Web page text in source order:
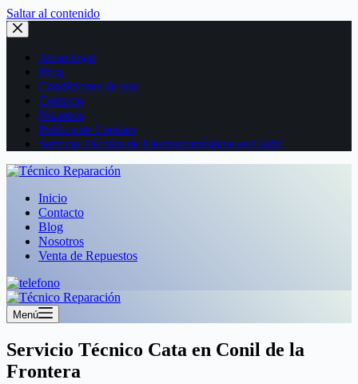
Saltar al contenido
Aviso legal
Blog
Condiciones de uso
Contacto
Nosotros
Política de Cookies
Servicio Técnico de Electrodomésticos en Cádiz
Inicio
Contacto
Blog
Nosotros
Venta de Repuestos
Menú
Servicio Técnico Cata en Conil de la
Frontera